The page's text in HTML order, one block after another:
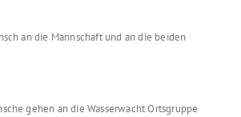
an die Mannschaft und an die beiden
gehen an die Wasserwacht Ortsgruppe